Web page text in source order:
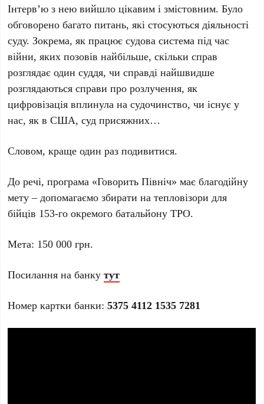
Інтерв’ю з нею вийшло цікавим і змістовним. Було
обговорено багато питань, які стосуються діяльності
суду. Зокрема, як працює судова система під час
війни, яких позовів найбільше, скільки справ
розглядає один суддя, чи справді найшвидше
розглядаються справи про розлучення, як
цифровізація вплинула на судочинство, чи існує у
нас, як в США, суд присяжних…
Словом, краще один раз подивитися.
До речі, програма «Говорить Північ» має благодійну
мету – допомагаємо збирати на тепловізори для
бійців 153-го окремого батальйону ТРО.
Мета: 150 000 грн.
Посилання на банкутут
Номер картки банки:5375 4112 1535 7281